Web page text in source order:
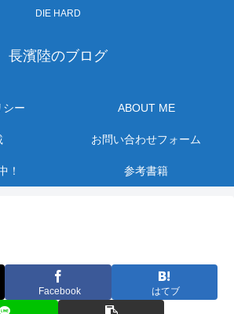
DIE HARD
長濱陸のブログ
シー ABOUT ME
お問い合わせフォーム
！ 参考書籍
Facebook はてブ